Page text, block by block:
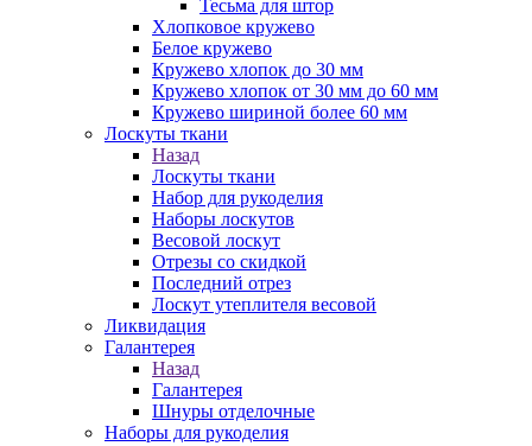
Тесьма для штор
Хлопковое кружево
Белое кружево
Кружево хлопок до 30 мм
Кружево хлопок от 30 мм до 60 мм
Кружево шириной более 60 мм
Лоскуты ткани
Назад
Лоскуты ткани
Набор для рукоделия
Наборы лоскутов
Весовой лоскут
Отрезы со скидкой
Последний отрез
Лоскут утеплителя весовой
Ликвидация
Галантерея
Назад
Галантерея
Шнуры отделочные
Наборы для рукоделия